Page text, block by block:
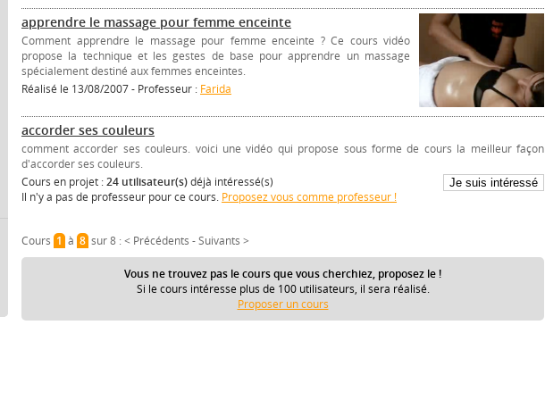
apprendre le massage pour femme enceinte
Comment apprendre le massage pour femme enceinte ? Ce cours vidéo
propose la technique et les gestes de base pour apprendre un massage
spécialement destiné aux femmes enceintes.
Réalisé le 13/08/2007 - Professeur : Farida
accorder ses couleurs
comment accorder ses couleurs. voici une vidéo qui propose sous forme de cours la meilleur façon
d'accorder ses couleurs.
Cours en projet :24 utilisateur(s)déjà intéressé(s)
Il n'y a pas de professeur pour ce cours. Proposez vous comme professeur !
Cours 1à 8sur 8 :< Précédents -Suivants >
Vous ne trouvez pas le cours que vous cherchiez, proposez le !
Si le cours intéresse plus de 100 utilisateurs, il sera réalisé.
Proposer un cours